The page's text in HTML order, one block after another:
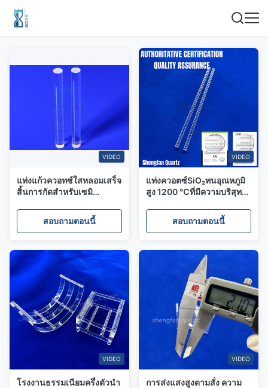
VIDEO
แท่งแก้วควอทซ์ใสหลอมเสร็จ
สิ้นการกัดสำหรับเซมิ
อาทิตย์
สอบถามตอนนี้
VIDEO
แท่งควอตซ์SiO₂ทนอุณหภูมิ
สูง 1200 ℃ที่มีความบริสุทธิ์
99.9%
สอบถามตอนนี้
VIDEO
โรงงานธรรมเนียมครึ่งตัวนํา
VIDEO
การส่งแสงสูงตามสั่ง ความ